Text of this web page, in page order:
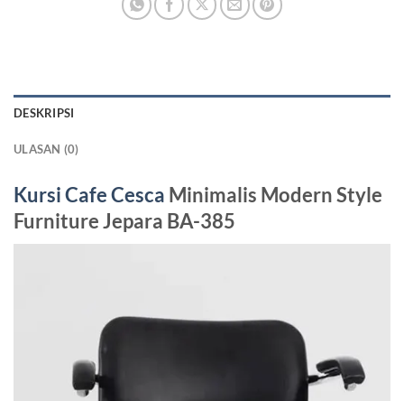
DESKRIPSI
ULASAN (0)
Kursi Cafe Cesca Minimalis Modern Style
Furniture Jepara BA-385